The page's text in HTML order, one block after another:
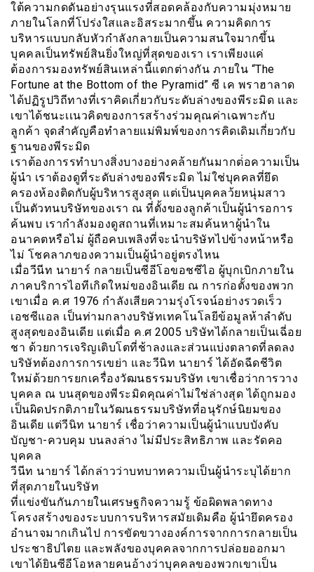
ใต้ความกดดันอย่างรุนแรงที่สอดคล้องกับความมุ่งหมาย
ภายในโลกที่โปร่งใสและอิสระมากขึ้น ความคิดการ
บริหารแบบกลับหัวกำลังกลายเป็นความสนใจมากขึ้น
บุคคลเป็นทรัพย์สินยิ่งใหญ่ที่สุดของเรา เราเพียงแค่
ต้องการมองทรัพย์สินเหล่านี้แตกต่างกัน ภายใน “The
Fortune at the Bottom of the Pyramid” ซี เค พราฮาลาด
ได้ปฏิรูปวิถีทางที่เราคิดเกี่ยวกับระดับล่างของพีระมิด เเละ
เขาได้ชนะเเนวคิดของการสร้างร่วมคุณค่าเฉพาะกับ
ลูกค้า จุดสำคัญคือทำลายแม่พิมพ์ของการคิดเดิมเกี่ยวกับ
ฐานของพีระมิด
เราต้องการรทำบางสิ่งบางอย่างคล้ายกันมากต่่อความเป็น
ผู้นำ เราต้องดูที่ระดับล่างของพีระมิด ไม่ใช่บุคคลที่ยึด
ครองห้องติดกับผู้บริหารสูงสุด แต่เป็นบุคคลว้ยหนุ่มสาว
เป็นตัวทนบริษัทของเรา ณ ที่ตั้งของลูกค้าเป็นผู้นำรอการ
ค้นพบ เรากำลังมองดูสถานที่เหมาะสมค้นหาผู้นำใน
อนาคตหรือไม่ ผู้ถือคบเพลิงที่จะนำบริษัทไปข้างหน้าหรือ
ไม่ โชคลาภของความเป็นผู้นำอยู่ตรงไหน
เมื่อวีนีท นายาร์ กลายเป็นซีอีโอขอชซีไอ ผู้บุกเบิกภายใน
ภาคบริการไอทีเกิดใหม่ของอินเดีย ณ การก่อตั้งของพวก
เขาเมื่อ ค.ศ 1976 กำลังเสียความรุ่งโรจน์อย่างรวดเร็ว
เอชซีแอล เป็นท่ามกลางบริษัทเทคโนโลยีข้อมูลห้าลำดับ
สูงสุดของอินเดีย เเต่เมื่อ ค.ศ 2005 บริษัทได้กลายเป็นเฉี่อย
ชา ด้วยการเจริญเติบโตที่ช้าลงและส่วนแบ่งตลาดที่ลดลง
บริษัทต้องการการเขย่า และวีนิท นายาร์ ได้อัดฉีดชีวิต
ใหม่ด้วยการยกเครื่องวัฒนธรรมบริษัท เขาเชื่อว่าการวาง
บุคคล ณ บนสุดของพีระมิดคุณค่าไม่ใช่ล่างสุด ได้ถูกมอง
เป็นผิดปรกติภายในวัฒนธรรมบริษัทที่อนุรักษ์นิยมของ
อินเดีย แต่วีนิท นายาร์ เชื่อว่าความเป็นผู้นำแบบบังคับ
บัญชา-ควบคุม บนลงล่าง ไม่มีประสิทธิภาพ และรัดคอ
บุคคล
วีนีท นายาร์ ได้กล่าวว่าบทบาทความเป็นผู้นำระบุได้ยาก
ที่สุดภายในบริษัท
ที่เเข่งขันกันภายในเศรษฐกิจความรู้ ข้อผิดพลาดทาง
โครงสร้างของระบบการบริหารสมัยเดิมคือ ผู้นำยึดครอง
อำนาจมากเกินไป การขัดขวางองค์การจากการกลายเป็น
ประชาธิปไตย และพลังของบุคคลจากการปล่อยออกมา
เขาได้ยินซีอีโอหลายคนอ้างว่าบุคคลของพวกเขาเป็น